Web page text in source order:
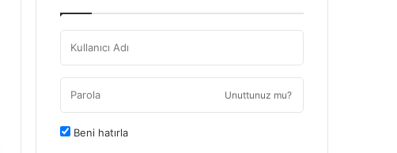
Unuttunuz mu?
Beni hatırla